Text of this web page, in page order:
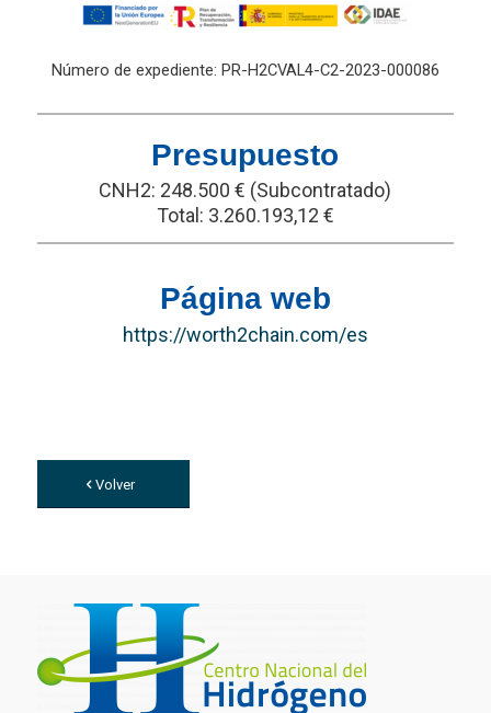
Número de expediente: PR-H2CVAL4-C2-2023-000086
Presupuesto
CNH2: 248.500 € (Subcontratado)
Total: 3.260.193,12 €
Página web
https://worth2chain.com/es
Volver